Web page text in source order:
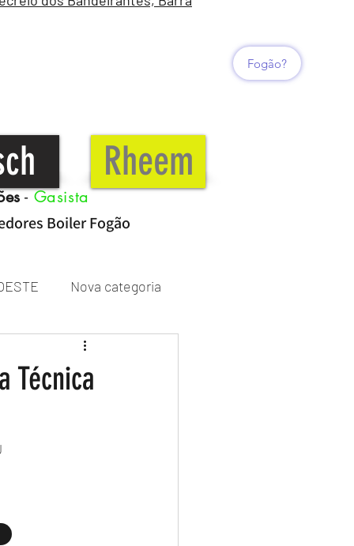
Fogão?
Rheem
-Gasista
Boiler Fogão
Nova categoria
Técnica